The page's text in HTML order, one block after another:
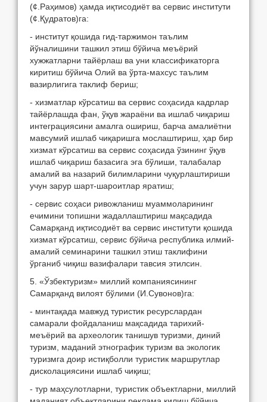
(¢.Раҳимов) ҳамда иқтисодиёт ва сервис институти
(¢.Қудратов)га:
- институт қошида гид-таржимон таълим
йўналишини ташкил этиш бўйича меъёрий
хужжатларни тайёрлаш ва уни классификаторга
киритиш бўйича Олий ва ўрта-махсус таълим
вазирлигига таклиф бериш;
- хизматлар кўрсатиш ва сервис соҳасида кадрлар
тайёрлашда фан, ўқув жараёни ва ишлаб чиқариш
интеграциясини амалга ошириш, барча амалиётни
мавсумий ишлаб чиқаришга мослаштириш, ҳар бир
хизмат кўрсатиш ва сервис соҳасида ўзининг ўқув
ишлаб чиқариш базасига эга бўлиши, талабалар
амалий ва назарий билимларини чуқурлаштириши
учун зарур шарт-шароитлар яратиш;
- сервис соҳаси ривожланиш муаммоларининг
ечимини топишни жадаллаштириш мақсадида
Самарқанд иқтисодиёт ва сервис институти қошида
хизмат кўрсатиш, сервис бўйича республика илмий-
амалий семинарини ташкил этиш таклифини
ўрганиб чиқиш вазифалари тавсия этилсин.
5. «Ўзбектуризм» миллий компаниясининг
Самарқанд вилоят бўлими (И.Сувонов)га:
- минтақада мавжуд туристик ресурслардан
самарали фойдаланиш мақсадида тарихий-
меъёрий ва археологик танишув туризми, диний
туризм, маданий этнографик туризм ва экологик
туризмга доир истиқболли туристик маршрутлар
дисколациясини ишлаб чиқиш;
- тур маҳсулотларни, туристик объектларни, миллий